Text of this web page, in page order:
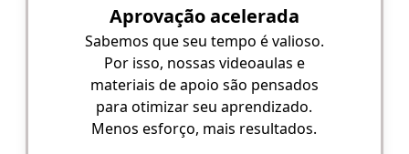
Aprovação acelerada
Sabemos que seu tempo é valioso.
Por isso, nossas videoaulas e
materiais de apoio são pensados
para otimizar seu aprendizado.
Menos esforço, mais resultados.